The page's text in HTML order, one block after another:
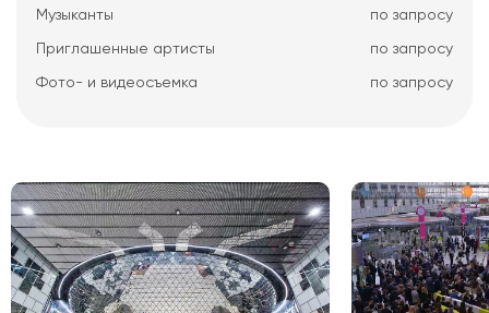
Музыканты по запросу
Приглашенные артисты по запросу
Фото- и видеосъемка по запросу